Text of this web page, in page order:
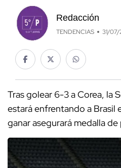
Redacción
TENDENCIAS 31/07/
Tras golear 6-3 a Corea, la
estará enfrentando a Brasil
ganar asegurará medalla de